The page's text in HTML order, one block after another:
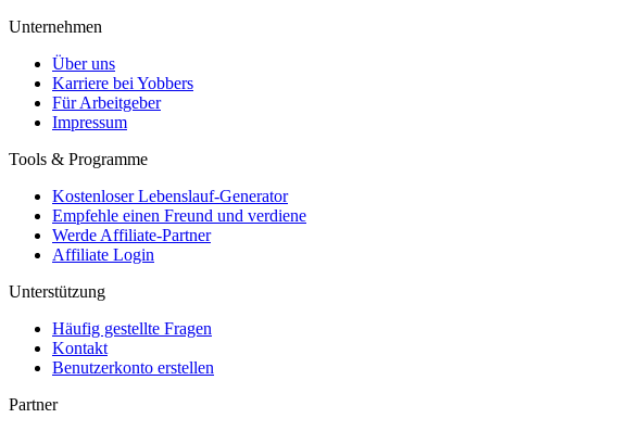
Unternehmen
Über uns
Karriere bei Yobbers
Für Arbeitgeber
Impressum
Tools & Programme
Kostenloser Lebenslauf-Generator
Empfehle einen Freund und verdiene
Werde Affiliate-Partner
Affiliate Login
Unterstützung
Häufig gestellte Fragen
Kontakt
Benutzerkonto erstellen
Partner